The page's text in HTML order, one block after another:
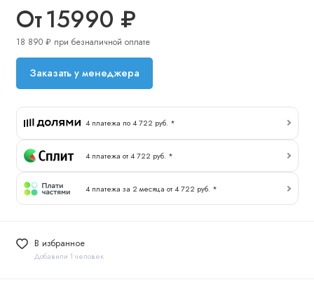
От15990 ₽
18 890 ₽ при безналичной оплате
Заказать у менеджера
4 платежа по 4 722 руб. *
4 платежа от 4 722 руб. *
4 платежа за 2 месяца от 4 722 руб. *
В избранное
Добавили 1 человек